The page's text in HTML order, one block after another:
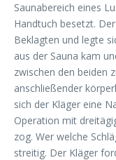
Saunabereich eines
Handtuch besetzt.
Beklagten und legte
aus der Sauna kam
zwischen den beiden
anschließender
sich der Kläger eine
Operation mit
zog. Wer welche
streitig. Der Kläger